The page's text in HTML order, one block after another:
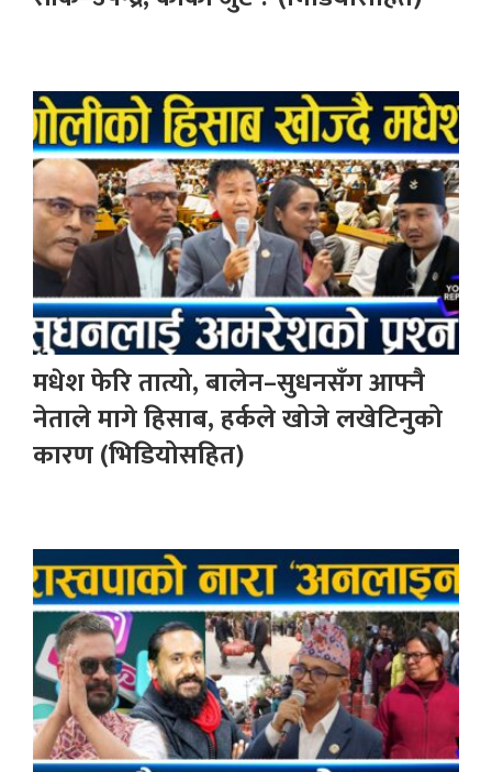
मधेश फेरि तात्यो, बालेन–सुधनसँग आफ्नै
नेताले मागे हिसाब, हर्कले खोजे लखेटिनुको
कारण (भिडियोसहित)